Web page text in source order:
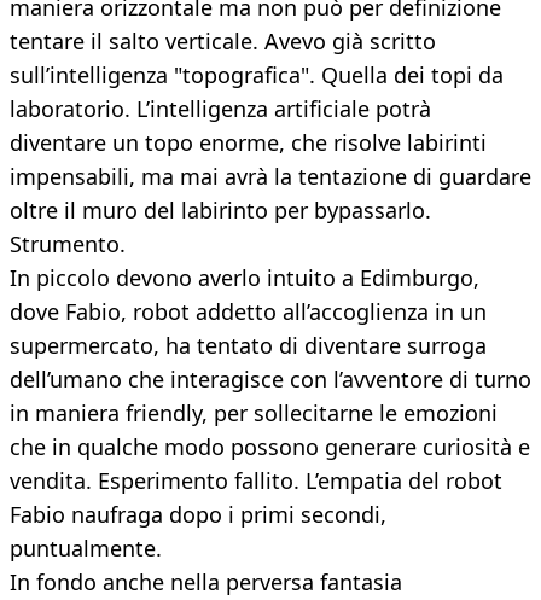
maniera orizzontale ma non può per definizione
tentare il salto verticale. Avevo già scritto
sull’intelligenza "topografica". Quella dei topi da
laboratorio. L’intelligenza artificiale potrà
diventare un topo enorme, che risolve labirinti
impensabili, ma mai avrà la tentazione di guardare
oltre il muro del labirinto per bypassarlo.
Strumento.
In piccolo devono averlo intuito a Edimburgo,
dove Fabio, robot addetto all’accoglienza in un
supermercato, ha tentato di diventare surroga
dell’umano che interagisce con l’avventore di turno
in maniera friendly, per sollecitarne le emozioni
che in qualche modo possono generare curiosità e
vendita. Esperimento fallito. L’empatia del robot
Fabio naufraga dopo i primi secondi,
puntualmente.
In fondo anche nella perversa fantasia